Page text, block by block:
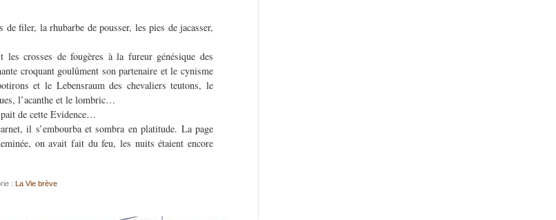
filer, la rhubarbe de pousser, les pies de jacasser,
crosses de fougères à la fureur génésique des
croquant goulûment son partenaire et le cynisme
et le Lebensraum des chevaliers teutons, le
l’acanthe et le lombric…
de cette Evidence…
il s’embourba et sombra en platitude. La page
on avait fait du feu, les nuits étaient encore
: La Vie brève